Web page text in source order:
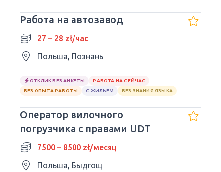
Работа на автозавод
27 – 28 zł/час
Польша, Познань
ОТКЛИК БЕЗ АНКЕТЫ
РАБОТА НА СЕЙЧАС
БЕЗ ОПЫТА РАБОТЫ
С ЖИЛЬЕМ БЕЗ ЗНАНИЯ ЯЗЫКА
Оператор вилочного
погрузчика с правами UDT
7500 – 8500 zł/месяц
Польша, Быдгощ